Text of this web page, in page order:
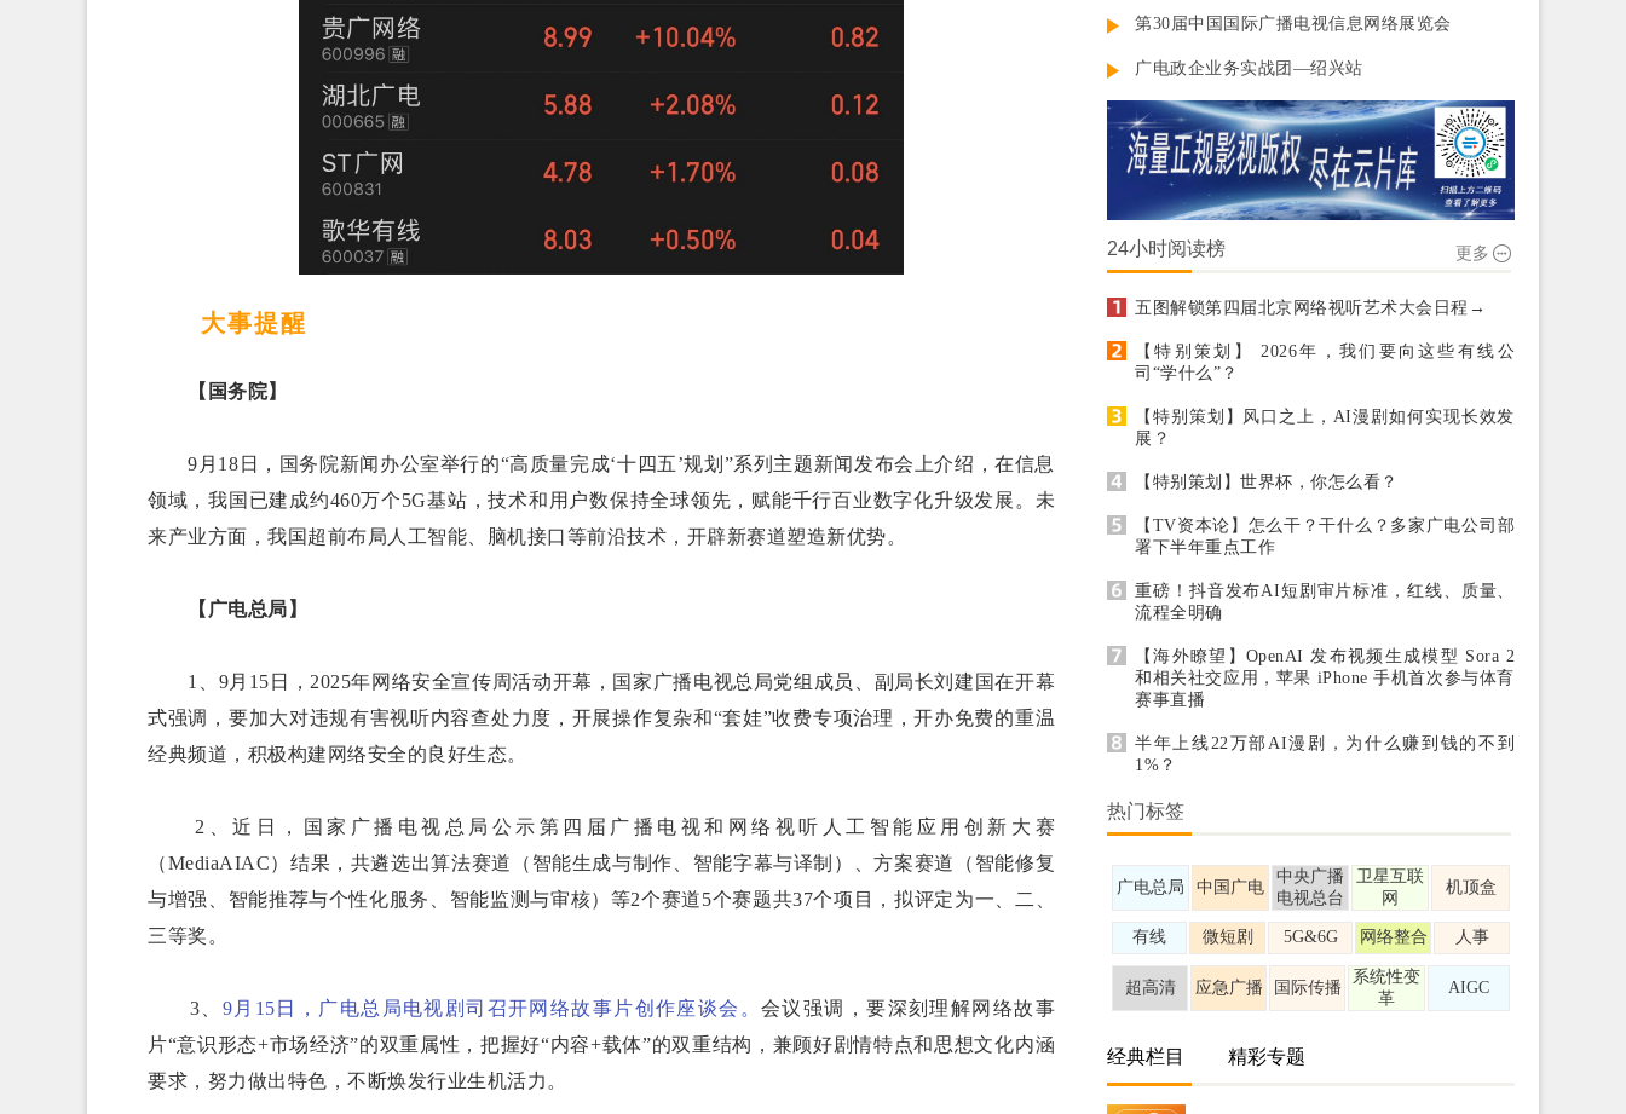
大事提醒
【国务院】
9月18日，国务院新闻办公室举行的“高质量完成‘十四五’规划”系列主题新闻发布会上介绍，在信息
领域，我国已建成约460万个5G基站，技术和用户数保持全球领先，赋能千行百业数字化升级发展。未
来产业方面，我国超前布局人工智能、脑机接口等前沿技术，开辟新赛道塑造新优势。
【广电总局】
1、9月15日，2025年网络安全宣传周活动开幕，国家广播电视总局党组成员、副局长刘建国在开幕
式强调，要加大对违规有害视听内容查处力度，开展操作复杂和“套娃”收费专项治理，开办免费的重温
经典频道，积极构建网络安全的良好生态。
2、近日，国家广播电视总局公示第四届广播电视和网络视听人工智能应用创新大赛
（MediaAIAC）结果，共遴选出算法赛道（智能生成与制作、智能字幕与译制）、方案赛道（智能修复
与增强、智能推荐与个性化服务、智能监测与审核）等2个赛道5个赛题共37个项目，拟评定为一、二、
三等奖。
3、 9月15日，广电总局电视剧司召开网络故事片创作座谈会。会议强调，要深刻理解网络故事
片“意识形态+市场经济”的双重属性，把握好“内容+载体”的双重结构，兼顾好剧情特点和思想文化内涵
要求，努力做出特色，不断焕发行业生机活力。
第30届中国国际广播电视信息网络展览会
广电政企业务实战团—绍兴站
24小时阅读榜 更多
五图解锁第四届北京网络视听艺术大会日程→
【特别策划】 2026年，我们要向这些有线公
司“学什么”？
【特别策划】风口之上，AI漫剧如何实现长效发
展？
【特别策划】世界杯，你怎么看？
【TV资本论】怎么干？干什么？多家广电公司部
署下半年重点工作
重磅！抖音发布AI短剧审片标准，红线、质量、
流程全明确
【海外瞭望】OpenAI 发布视频生成模型 Sora 2
和相关社交应用，苹果 iPhone 手机首次参与体育
赛事直播
半年上线22万部AI漫剧，为什么赚到钱的不到
1%？
热门标签
广电总局 中国广电
中央广播
电视总台
卫星互联
网
机顶盒
有线 微短剧 5G&6G 网络整合 人事
超高清 应急广播 国际传播
系统性变
革
AIGC
经典栏目 精彩专题